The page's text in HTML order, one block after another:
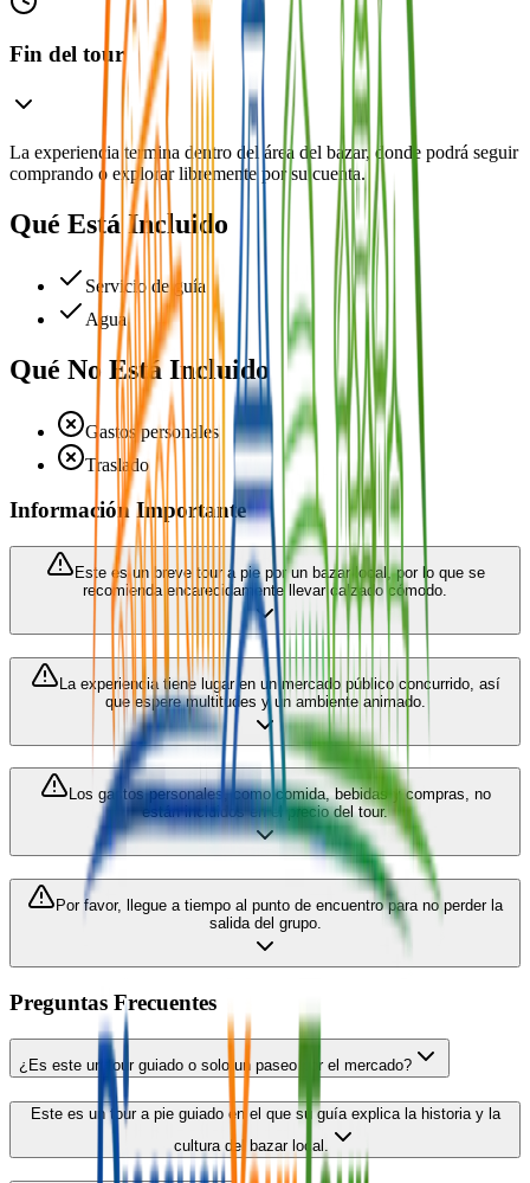
Fin del tour
La experiencia termina dentro del área del bazar, donde podrá seguir
comprando o explorar libremente por su cuenta.
Qué Está Incluido
Servicio de guía
Agua
Qué No Está Incluido
Gastos personales
Traslado
Información Importante
Este es un breve tour a pie por un bazar local, por lo que se
recomienda encarecidamente llevar calzado cómodo.
La experiencia tiene lugar en un mercado público concurrido, así
que espere multitudes y un ambiente animado.
Los gastos personales, como comida, bebidas y compras, no
están incluidos en el precio del tour.
Por favor, llegue a tiempo al punto de encuentro para no perder la
salida del grupo.
Preguntas Frecuentes
¿Es este un tour guiado o solo un paseo por el mercado?
Este es un tour a pie guiado en el que su guía explica la historia y la
cultura del bazar local.